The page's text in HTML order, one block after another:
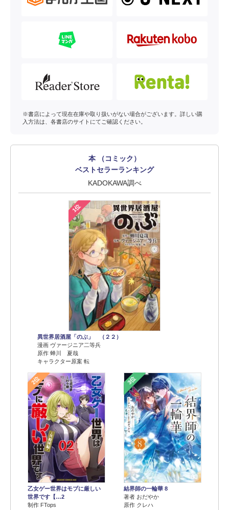
※書店によって現在在庫や取り扱いがない場合がございます。詳しい購
入方法は、各書店のサイトにてご確認ください。
本 （コミック）
ベストセラーランキング
KADOKAWA調べ
1位
異世界居酒屋「のぶ」 （２２）
漫画 ヴァージニア二等兵
原作 蝉川 夏哉
キャラクター原案 転
2位
乙女ゲー世界はモブに厳しい
世界です【…2
制作 FTops
3位
結界師の一輪華 8
著者 おだやか
原作 クレハ